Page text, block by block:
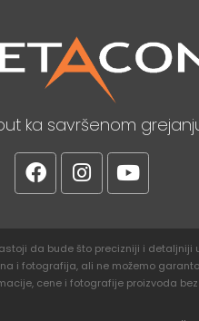
ka savršenom
da bude što precizniji i detaljniji
i fotografija, ali ne možemo
cene i fotografije proizvoda